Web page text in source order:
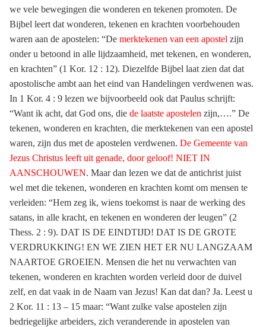
we vele bewegingen die wonderen en tekenen promoten. De
Bijbel leert dat wonderen, tekenen en krachten voorbehouden
waren aan de apostelen: “De merktekenen van een apostel zijn
onder u betoond in alle lijdzaamheid, met tekenen, en wonderen,
en krachten” (1 Kor. 12 : 12). Diezelfde Bijbel laat zien dat dat
apostolische ambt aan het eind van Handelingen verdwenen was.
In 1 Kor. 4 : 9 lezen we bijvoorbeeld ook dat Paulus schrijft:
“Want ik acht, dat God ons, die de laatste apostelen zijn,….” De
tekenen, wonderen en krachten, die merktekenen van een apostel
waren, zijn dus met de apostelen verdwenen. De Gemeente van
Jezus Christus leeft uit genade, door geloof! NIET IN
AANSCHOUWEN. Maar dan lezen we dat de antichrist juist
wel met die tekenen, wonderen en krachten komt om mensen te
verleiden: “Hem zeg ik, wiens toekomst is naar de werking des
satans, in alle kracht, en tekenen en wonderen der leugen” (2
Thess. 2 : 9). DAT IS DE EINDTIJD! DAT IS DE GROTE
VERDRUKKING! EN WE ZIEN HET ER NU LANGZAAM
NAARTOE GROEIEN. Mensen die het nu verwachten van
tekenen, wonderen en krachten worden verleid door de duivel
zelf, en dat vaak in de Naam van Jezus! Kan dat dan? Ja. Leest u
2 Kor. 11 : 13 – 15 maar: “Want zulke valse apostelen zijn
bedriegelijke arbeiders, zich veranderende in apostelen van